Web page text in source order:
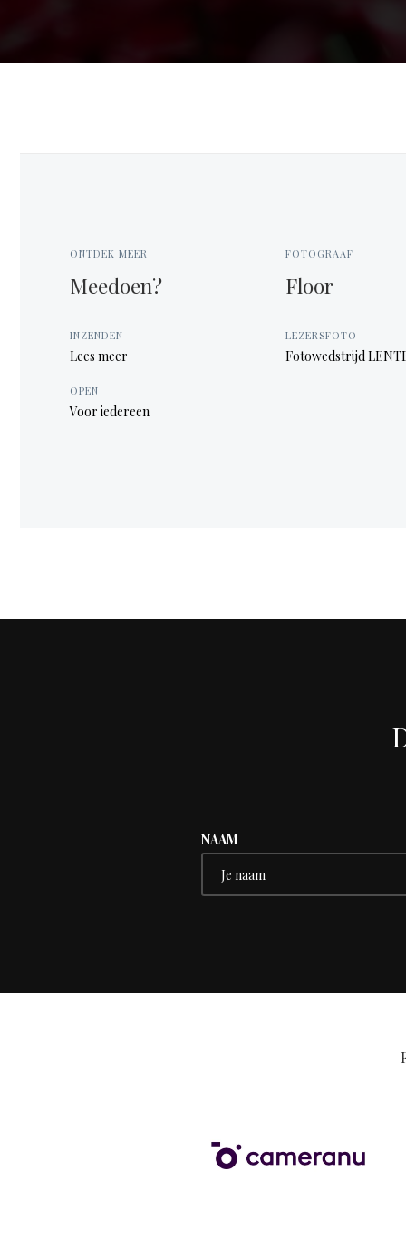
FOTOGRAAF
Floor
LEZERSFOTO
Fotowedstrijd
ONTDEK MEER
Meedoen?
INZENDEN
Lees meer
OPEN
Voor iedereen
NAAM